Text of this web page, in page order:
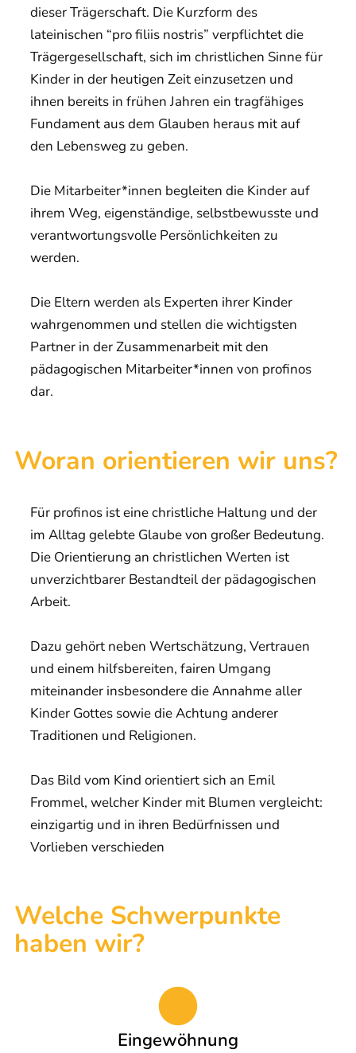
dieser Trägerschaft. Die Kurzform des
lateinischen “pro filiis nostris” verpflichtet die
Trägergesellschaft, sich im christlichen Sinne für
Kinder in der heutigen Zeit einzusetzen und
ihnen bereits in frühen Jahren ein tragfähiges
Fundament aus dem Glauben heraus mit auf
den Lebensweg zu geben.
Die Mitarbeiter*innen begleiten die Kinder auf
ihrem Weg, eigenständige, selbstbewusste und
verantwortungsvolle Persönlichkeiten zu
werden.
Die Eltern werden als Experten ihrer Kinder
wahrgenommen und stellen die wichtigsten
Partner in der Zusammenarbeit mit den
pädagogischen Mitarbeiter*innen von profinos
dar.
Woran orientieren wir uns?
Für profinos ist eine christliche Haltung und der
im Alltag gelebte Glaube von großer Bedeutung.
Die Orientierung an christlichen Werten ist
unverzichtbarer Bestandteil der pädagogischen
Arbeit.
Dazu gehört neben Wertschätzung, Vertrauen
und einem hilfsbereiten, fairen Umgang
miteinander insbesondere die Annahme aller
Kinder Gottes sowie die Achtung anderer
Traditionen und Religionen.
Das Bild vom Kind orientiert sich an Emil
Frommel, welcher Kinder mit Blumen vergleicht:
einzigartig und in ihren Bedürfnissen und
Vorlieben verschieden
Welche Schwerpunkte
haben wir?
Eingewöhnung